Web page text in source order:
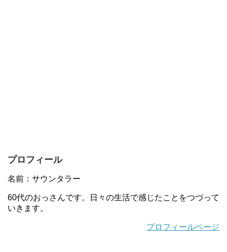
プロフィール
名前：サウンタラー
60代のおっさんです。日々の生活で感じたことをつづって
いきます。
プロフィールページ